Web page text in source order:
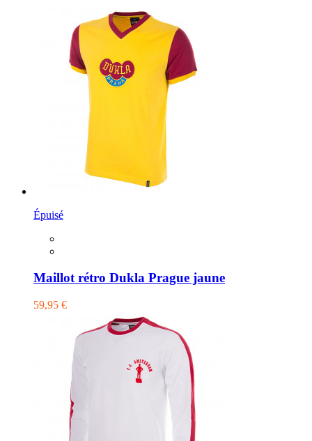
Épuisé
Maillot rétro Dukla Prague jaune
59,95 €